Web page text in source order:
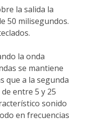
la salida la
50 milisegundos.
la onda
se mantiene
que a la segunda
entre 5 y 25
sonido
en frecuencias